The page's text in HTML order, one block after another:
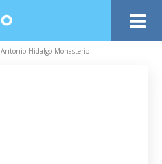
Antonio Hidalgo Monasterio